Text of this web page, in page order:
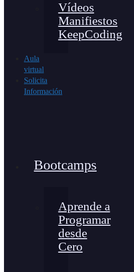
Vídeos
Manifiestos
KeepCoding
Aula
virtual
Solicita
Información
Bootcamps
Aprende a
Programar
desde
Cero